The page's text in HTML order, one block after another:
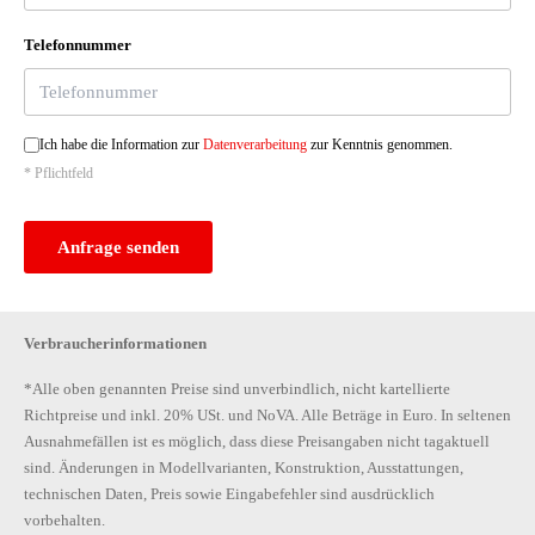
Telefonnummer
Ich habe die Information zur Datenverarbeitung zur Kenntnis genommen.
* Pflichtfeld
Anfrage senden
Verbraucherinformationen
*Alle oben genannten Preise sind unverbindlich, nicht kartellierte
Richtpreise und inkl. 20% USt. und NoVA. Alle Beträge in Euro. In seltenen
Ausnahmefällen ist es möglich, dass diese Preisangaben nicht tagaktuell
sind. Änderungen in Modellvarianten, Konstruktion, Ausstattungen,
technischen Daten, Preis sowie Eingabefehler sind ausdrücklich
vorbehalten.